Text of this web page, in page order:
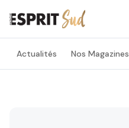
Actualités Nos Magazines